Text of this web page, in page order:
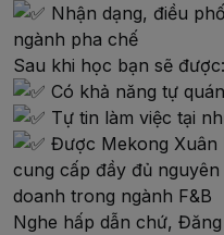
Nhận dạng, điều
ngành pha chế
Sau khi học bạn sẽ được:
Có khả năng tự
Tự tin làm việc tại
Được Mekong Xuân
cung cấp đầy đủ
doanh trong ngành F&B
Nghe hấp dẫn chứ,